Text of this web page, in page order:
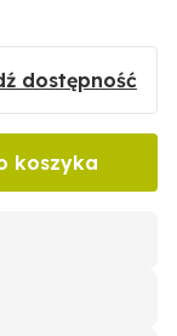
dostępność
koszyka